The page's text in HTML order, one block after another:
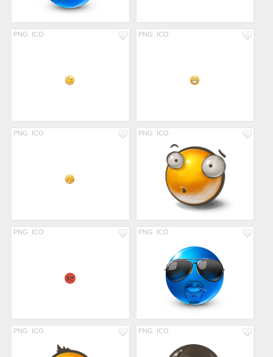
PNG ICO PNG ICO
PNG ICO PNG ICO
PNG ICO PNG ICO
PNG ICO PNG ICO